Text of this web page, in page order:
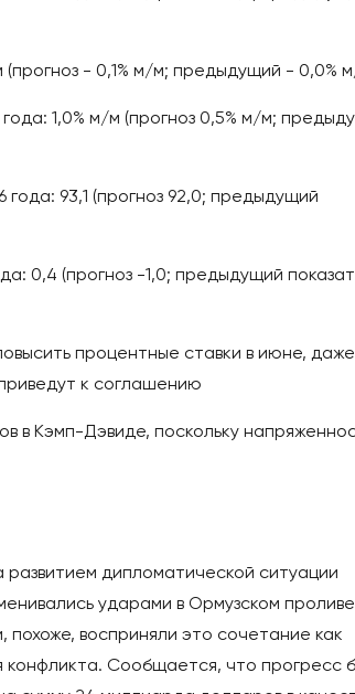
- 0,1% м/м; предыдущий - 0,0%
1,0% м/м (прогноз 0,5% м/м;
93,1 (прогноз 92,0; предыдущий
0,4 (прогноз -1,0; предыдущий
процентные ставки в июне, даже
к соглашению
в Кэмп-Дэвиде, поскольку
дипломатической ситуации
ударами в Ормузском
восприняли это сочетание как
Сообщается, что прогресс